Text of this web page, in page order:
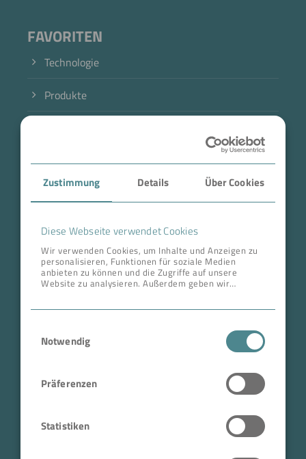
Zustimmung Details Über Cookies
Diese Webseite verwendet Cookies
Wir verwenden Cookies, um Inhalte und Anzeigen zu
personalisieren, Funktionen für soziale Medien
anbieten zu können und die Zugriffe auf unsere
Website zu analysieren. Außerdem geben wir
zusammen, die Sie ihnen bereitgestellt haben oder
die sie im Rahmen Ihrer Nutzung der Dienste
Notwendig
Präferenzen
Statistiken
FAVORITEN
Technologie
Produkte
Case Studies
Über BOKELA
Karriere
ANSCHRIFT ZENTRALE
Tullastr. 64 | 76131 Karlsruhe
Telefon +49 721 96456-0
Geschäftsführer: